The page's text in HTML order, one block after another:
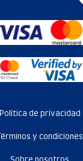
Política de privacidad
Términos y condiciones